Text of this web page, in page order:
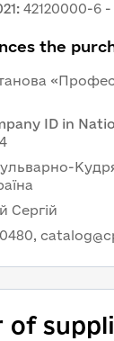
: 42120000-6
the
ID in
Сергій
of